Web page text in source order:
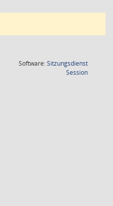
Software:Sitzungsdienst
Session(Wird in